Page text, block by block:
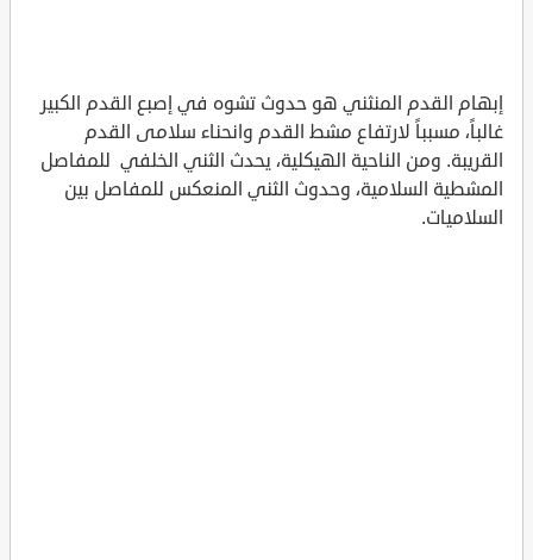
إبهام القدم المنثني هو حدوث تشوه في إصبع القدم الكبير
غالباً، مسبباً لارتفاع مشط القدم وانحناء سلامى القدم
القريبة. ومن الناحية الهيكلية، يحدث الثني الخلفي للمفاصل
المشطية السلامية، وحدوث الثني المنعكس للمفاصل بين
السلاميات.